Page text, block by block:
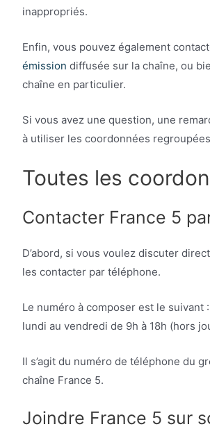
inappropriés.
Enfin, vous pouvez également
émission diffusée sur la chaîne, ou
chaîne en particulier.
Si vous avez une question, une
à utiliser les coordonnées
Toutes les
Contacter France 5
D’abord, si vous voulez discuter
les contacter par téléphone.
Le numéro à composer est le suivant :
lundi au vendredi de 9h à 18h (hors
Il s’agit du numéro de téléphone du
chaîne France 5.
Joindre France 5 sur